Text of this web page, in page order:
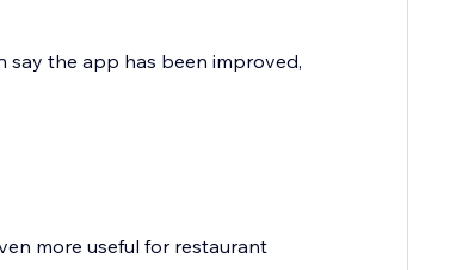
say the app has been improved,
more useful for restaurant